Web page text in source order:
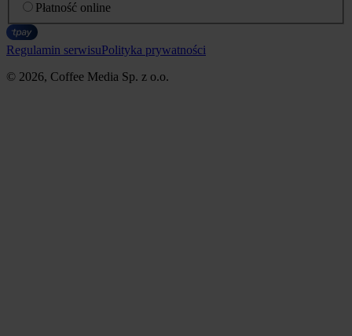
Płatność online
Regulamin serwisuPolityka prywatności
© 2026, Coffee Media Sp. z o.o.